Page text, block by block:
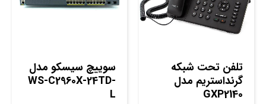
تلفن تحت شبکه
گرنداستریم مدل
GXP2140
سوييچ سيسکو مدل
WS-C2960X-24TD-
L